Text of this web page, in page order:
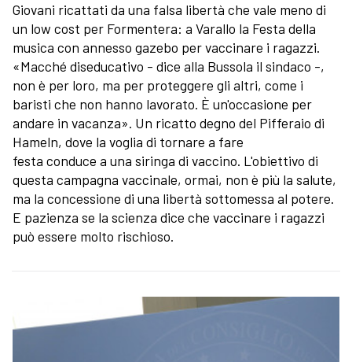
Giovani ricattati da una falsa libertà che vale meno di
un low cost per Formentera: a Varallo la Festa della
musica con annesso gazebo per vaccinare i ragazzi.
«Macché diseducativo - dice alla Bussola il sindaco -,
non è per loro, ma per proteggere gli altri, come i
baristi che non hanno lavorato. È un'occasione per
andare in vacanza». Un ricatto degno del Pifferaio di
Hameln, dove la voglia di tornare a fare
festa conduce a una siringa di vaccino. L'obiettivo di
questa campagna vaccinale, ormai, non è più la salute,
ma la concessione di una libertà sottomessa al potere.
E pazienza se la scienza dice che vaccinare i ragazzi
può essere molto rischioso.